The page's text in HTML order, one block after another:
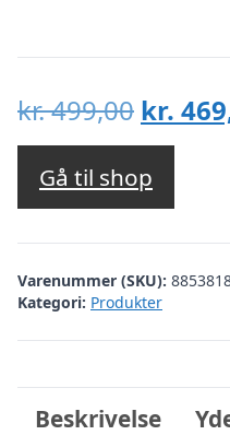
kr.499,00 Den
pris
var:
kr.
kr.
Gå til shop
Varenummer (SKU):
Kategori: Produkter
Beskrivelse